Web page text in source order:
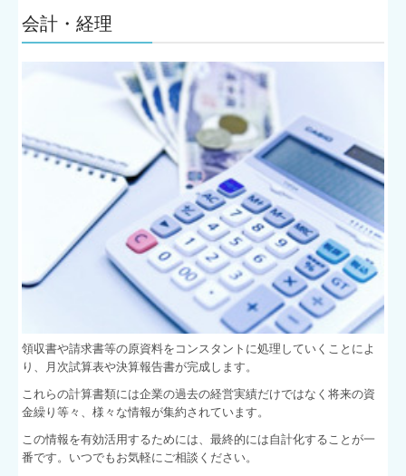
会計・経理
領収書や請求書等の原資料をコンスタントに処理していくことによ
り、月次試算表や決算報告書が完成します。
これらの計算書類には企業の過去の経営実績だけではなく将来の資
金繰り等々、様々な情報が集約されています。
この情報を有効活用するためには、最終的には自計化することが一
番です。いつでもお気軽にご相談ください。